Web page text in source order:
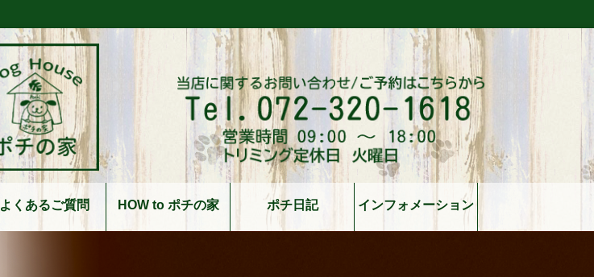
よくあるご質問 HOW to ポチの家 ポチ日記 インフォメーション